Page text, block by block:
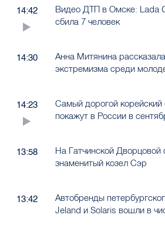
14:42
Видео ДТП в Омске: Lada
сбила 7 человек
14:30
Анна Митянина
экстремизма среди
14:23
Самый дорогой
покажут в России в
13:58
На Гатчинской
знаменитый козел Сэр
13:42
Автобренды
Jeland и Solaris вошли в